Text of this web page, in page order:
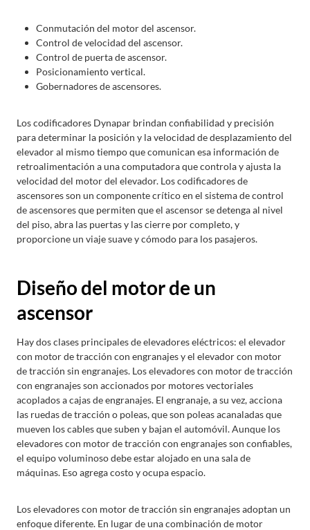
Conmutación del motor del ascensor.
Control de velocidad del ascensor.
Control de puerta de ascensor.
Posicionamiento vertical.
Gobernadores de ascensores.
Los codificadores Dynapar brindan confiabilidad y precisión
para determinar la posición y la velocidad de desplazamiento del
elevador al mismo tiempo que comunican esa información de
retroalimentación a una computadora que controla y ajusta la
velocidad del motor del elevador. Los codificadores de
ascensores son un componente crítico en el sistema de control
de ascensores que permiten que el ascensor se detenga al nivel
del piso, abra las puertas y las cierre por completo, y
proporcione un viaje suave y cómodo para los pasajeros.
Diseño del motor de un
ascensor
Hay dos clases principales de elevadores eléctricos: el elevador
con motor de tracción con engranajes y el elevador con motor
de tracción sin engranajes. Los elevadores con motor de tracción
con engranajes son accionados por motores vectoriales
acoplados a cajas de engranajes. El engranaje, a su vez, acciona
las ruedas de tracción o poleas, que son poleas acanaladas que
mueven los cables que suben y bajan el automóvil. Aunque los
elevadores con motor de tracción con engranajes son confiables,
el equipo voluminoso debe estar alojado en una sala de
máquinas. Eso agrega costo y ocupa espacio.
Los elevadores con motor de tracción sin engranajes adoptan un
enfoque diferente. En lugar de una combinación de motor